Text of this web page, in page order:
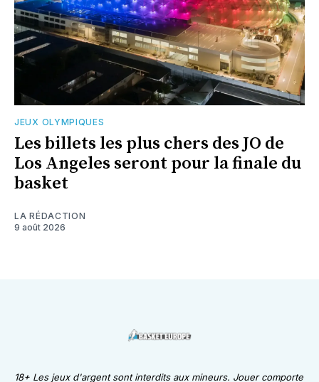
JEUX OLYMPIQUES
Les billets les plus chers des JO de
Los Angeles seront pour la finale du
basket
LA RÉDACTION
9 août 2026
18+ Les jeux d'argent sont interdits aux mineurs. Jouer comporte